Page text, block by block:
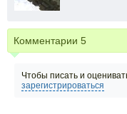
Комментарии 5
Чтобы писать и
зарегистрироваться